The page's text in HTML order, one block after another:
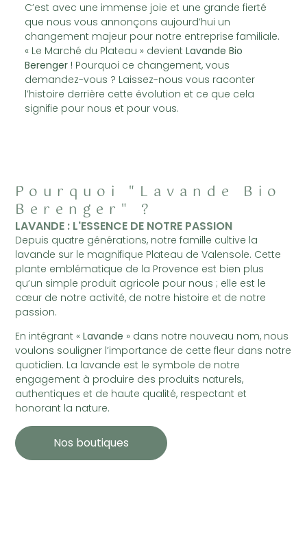
C’est avec une immense joie et une grande fierté
que nous vous annonçons aujourd’hui un
changement majeur pour notre entreprise familiale.
« Le Marché du Plateau » devient Lavande Bio
Berenger! Pourquoi ce changement, vous
demandez-vous ? Laissez-nous vous raconter
l’histoire derrière cette évolution et ce que cela
signifie pour nous et pour vous.
Pourquoi "Lavande Bio
Berenger" ?
LAVANDE : L'ESSENCE DE NOTRE PASSION
Depuis quatre générations, notre famille cultive la
lavande sur le magnifique Plateau de Valensole. Cette
plante emblématique de la Provence est bien plus
qu’un simple produit agricole pour nous ; elle est le
cœur de notre activité, de notre histoire et de notre
passion.
En intégrant «Lavande » dans notre nouveau nom, nous
voulons souligner l’importance de cette fleur dans notre
quotidien. La lavande est le symbole de notre
engagement à produire des produits naturels,
authentiques et de haute qualité, respectant et
honorant la nature.
Nos boutiques